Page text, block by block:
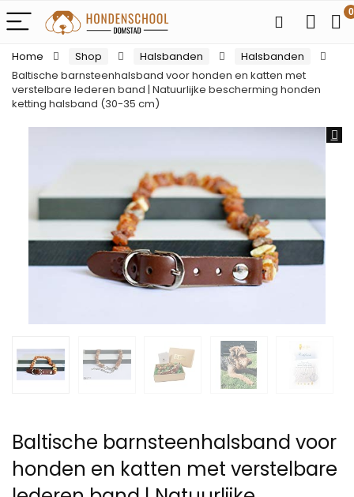
0
Home Shop Halsbanden
Halsbanden
Baltische barnsteenhalsband voor honden en katten met
verstelbare lederen band | Natuurlijke bescherming honden
ketting halsband (30-35 cm)
Baltische barnsteenhalsband voor
honden en katten met verstelbare